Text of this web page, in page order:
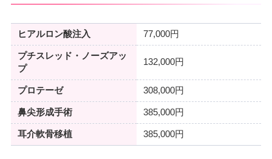
ヒアルロン酸注入 77,000円
プチスレッド・ノーズアッ
プ
132,000円
プロテーゼ 308,000円
鼻尖形成手術 385,000円
耳介軟骨移植 385,000円